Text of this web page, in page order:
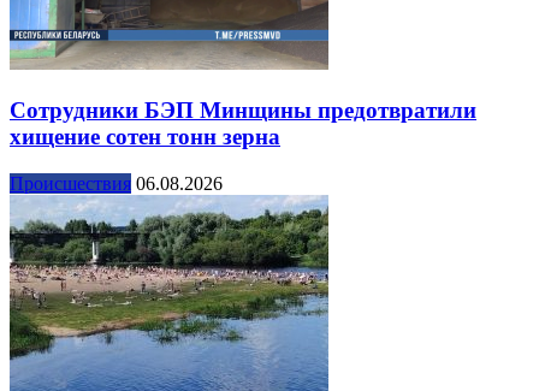
Сотрудники БЭП Минщины предотвратили
хищение сотен тонн зерна
Происшествия 06.08.2026